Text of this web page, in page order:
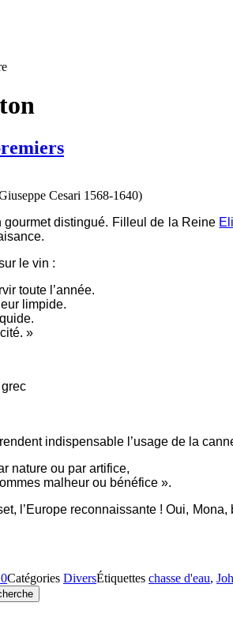
Cesari 1568-1640)
gourmet distingué. Filleul de la Reine
le vin :
toute l’année.
limpide.
»
indispensable l’usage de la
nature ou par artifice,
malheur ou bénéfice ».
l’Europe reconnaissante ! Oui,
Catégories DiversÉtiquettes chasse d'eau,